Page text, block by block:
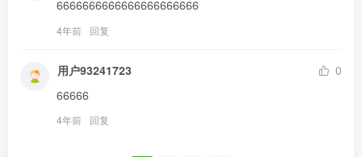
6666666666666666666666
4年前 回复
用户93241723
0
66666
4年前 回复